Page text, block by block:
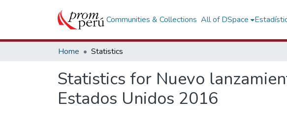
Communities & Collections All of DSpace
Home Statistics
Statistics for Nuevo
Estados Unidos 2016